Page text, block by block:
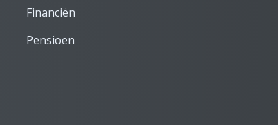
Financiën
Pensioen